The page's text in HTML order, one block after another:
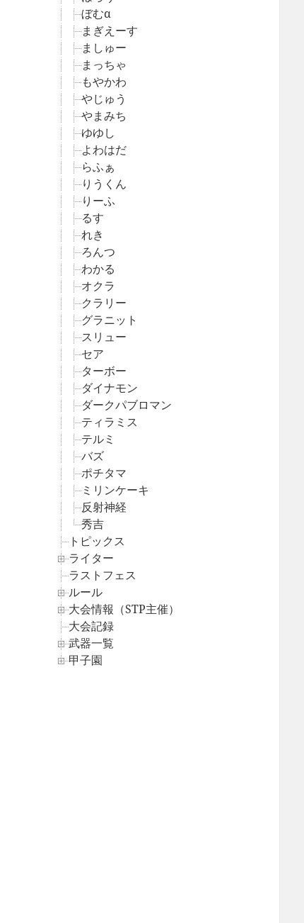
ぼむα
まぎえーす
ましゅー
まっちゃ
もやかわ
やじゅう
やまみち
ゆゆし
よわはだ
らふぁ
りうくん
りーふ
るす
れき
ろんつ
わかる
オクラ
クラリー
グラニット
スリュー
セア
ターボー
ダイナモン
ダークパブロマン
ティラミス
テルミ
バズ
ポチタマ
ミリンケーキ
反射神経
秀吉
トピックス
ライター
ラストフェス
ルール
大会情報（STP主催）
大会記録
武器一覧
甲子園